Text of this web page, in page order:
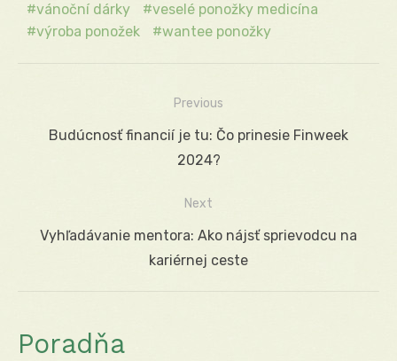
vánoční dárky
veselé ponožky medicína
výroba ponožek
wantee ponožky
Navigácia
Previous
Previous
Budúcnosť financií je tu: Čo prinesie Finweek
2024?
Next
Next
Vyhľadávanie mentora: Ako nájsť sprievodcu na
kariérnej ceste
Poradňa